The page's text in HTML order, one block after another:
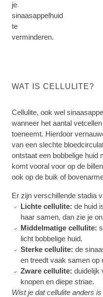
je
sinaasappelhuid
te
verminderen.
WAT IS CELLULITE?
Cellulite, ook wel
wanneer het aantal
toeneemt. Hierdoor
van een slechte
ontstaat een bobbelige huid
komt vooral voor op de
ook op de buik of
Er zijn verschillende stadia
Lichte cellulite: de huid
haar samen, dan zie je
Middelmatige cellulite:
licht bobbelige huid.
Sterke cellulite: de
en treedt vaak samen op
Zware cellulite: duidelijk
knopen en diepe striae.
Wist je dat cellulite anders